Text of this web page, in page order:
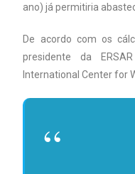
ano) já permitiria
De acordo com os
presidente da
International Center for